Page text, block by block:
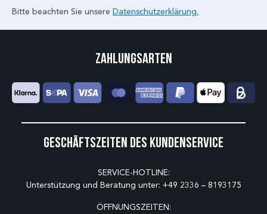
Bitte beachten Sie unsere Datenschutzerklärung.
Geschäftszeiten des Kundenservice
SERVICE-HOTLINE:
Unterstützung und Beratung unter: +49 2336 – 8193175
ÖFFNUNGSZEITEN:
Zahlungsarten